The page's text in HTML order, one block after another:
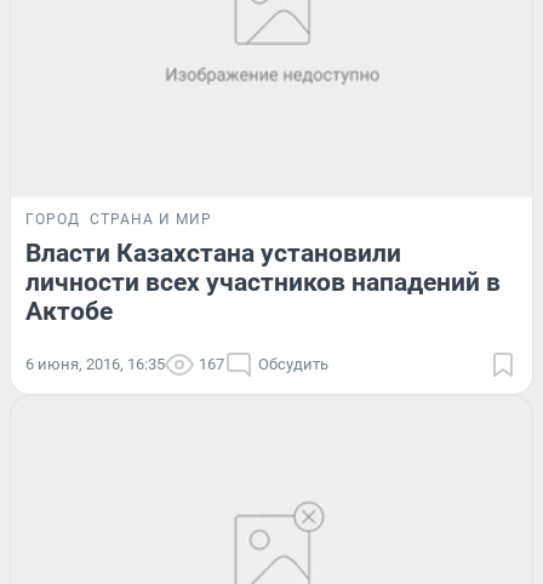
ГОРОД СТРАНА И МИР
Власти Казахстана установили
личности всех участников нападений в
Актобе
6 июня, 2016, 16:35 167 Обсудить